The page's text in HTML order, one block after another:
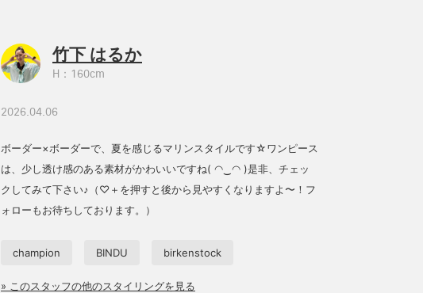
竹下 はるか
H：160cm
2026.04.06
ボーダー×ボーダーで、夏を感じるマリンスタイルです☆ワンピース
は、少し透け感のある素材がかわいいですね( ◠‿◠ )是非、チェッ
クしてみて下さい♪（♡＋を押すと後から見やすくなりますよ〜！フ
ォローもお待ちしております︎。）
champion BINDU birkenstock
» このスタッフの他のスタイリングを見る